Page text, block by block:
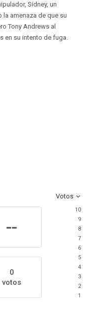
Sidney, un
la amenaza de que su
Tony Andrews al
en su intento de fuga.
Votos
--
0
votos
10
9
8
7
6
5
4
3
2
1